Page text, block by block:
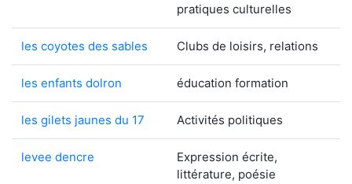
pratiques culturelles
les coyotes des sables Clubs de loisirs, relations
les enfants dolron éducation formation
les gilets jaunes du 17 Activités politiques
levee dencre
Expression écrite,
littérature, poésie